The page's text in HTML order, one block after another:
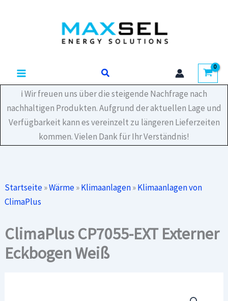
Suchen
ℹ️ Wir freuen uns über die steigende Nachfrage nach
nachhaltigen Produkten. Aufgrund der aktuellen Lage und
Verfügbarkeit kann es vereinzelt zu längeren Lieferzeiten
kommen. Vielen Dank für Ihr Verständnis!
Startseite»Wärme»Klimaanlagen»Klimaanlagen von
ClimaPlus
ClimaPlus CP7055-EXT Externer
Eckbogen Weiß